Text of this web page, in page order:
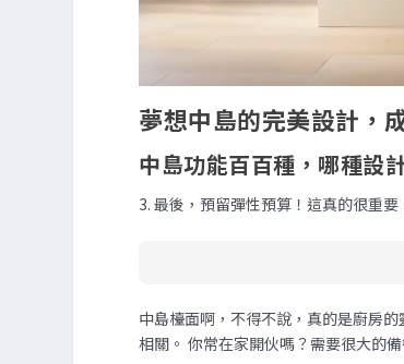
夢想中島的完美設計，
中島功能百百種，哪種設
3. 最後，預留彈性預算！這真的很重
中島檯面啊，不得不說，真的是廚房
相關。 你常在家開伙嗎？需要很大的